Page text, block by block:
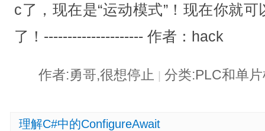
c了，现在是“运动模式”！现在你就
了！--------------------- 作者：hack
作者:勇哥,很想停止 | 分类:PLC和单
理解C#中的ConfigureAwait